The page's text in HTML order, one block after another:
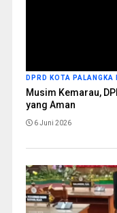
DPRD KOTA PALANGKA
Musim Kemarau,
yang Aman
6 Juni 2026